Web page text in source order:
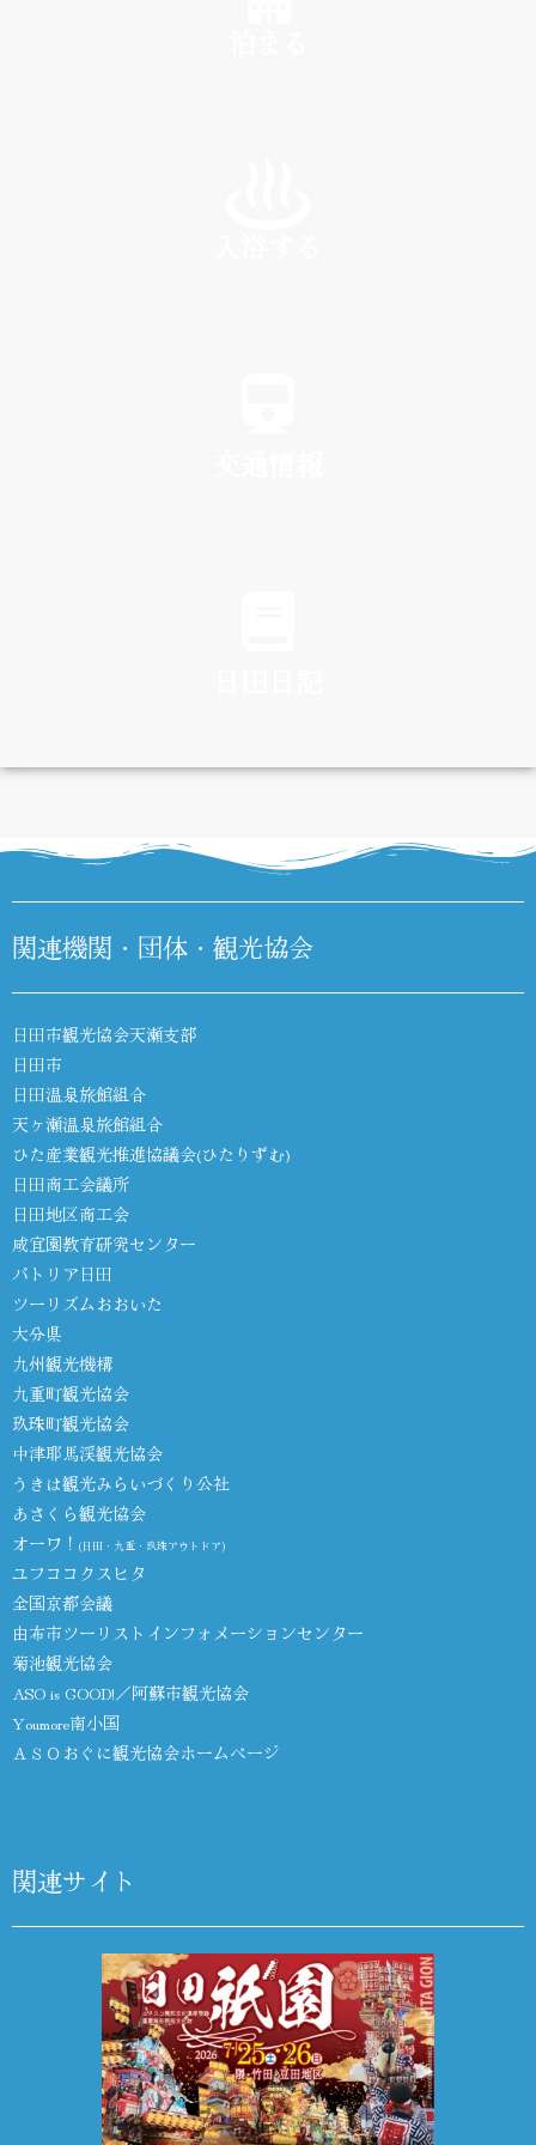
DIARY
関連機関・団体・観光協会
日田市観光協会天瀬支部
日田市
日田温泉旅館組合
天ヶ瀬温泉旅館組合
ひた産業観光推進協議会(ひたりずむ)
日田商工会議所
日田地区商工会
咸宜園教育研究センター
パトリア日田
ツーリズムおおいた
大分県
九州観光機構
九重町観光協会
玖珠町観光協会
中津耶馬渓観光協会
うきは観光みらいづくり公社
あさくら観光協会
オーワ！ (日田・九重・玖珠アウトドア)
ユフココクスヒタ
全国京都会議
由布市ツーリストインフォメーションセンター
菊池観光協会
ASO is GOOD!／阿蘇市観光協会
Youmore南小国
ＡＳＯおぐに観光協会ホームページ
関連サイト